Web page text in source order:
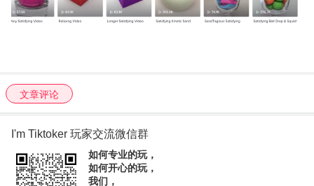
文章评论
I'm Tiktoker 玩家交流微信群
如何专业的玩，
如何开心的玩，
我们，